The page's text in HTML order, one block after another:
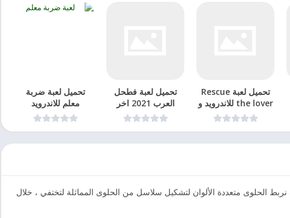
تحميل لعبة Rescue
the lover للاندرويد و
الايفون
تحميل لعبة فطحل
العرب 2021 اخر
تحديث اندرويد وايفون
تحميل لعبة ضربة
معلم للاندرويد
والايفون
الحلوى متعددة الألوان لتشكيل سلاسل من الحلوى المماثلة لتختفي ، خلال